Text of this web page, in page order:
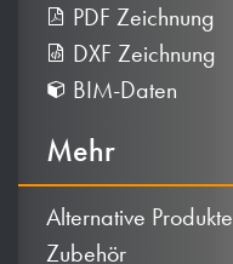
PDF Zeichnung
DXF Zeichnung
BIM-Daten
Mehr
Alternative Produkte
Zubehör